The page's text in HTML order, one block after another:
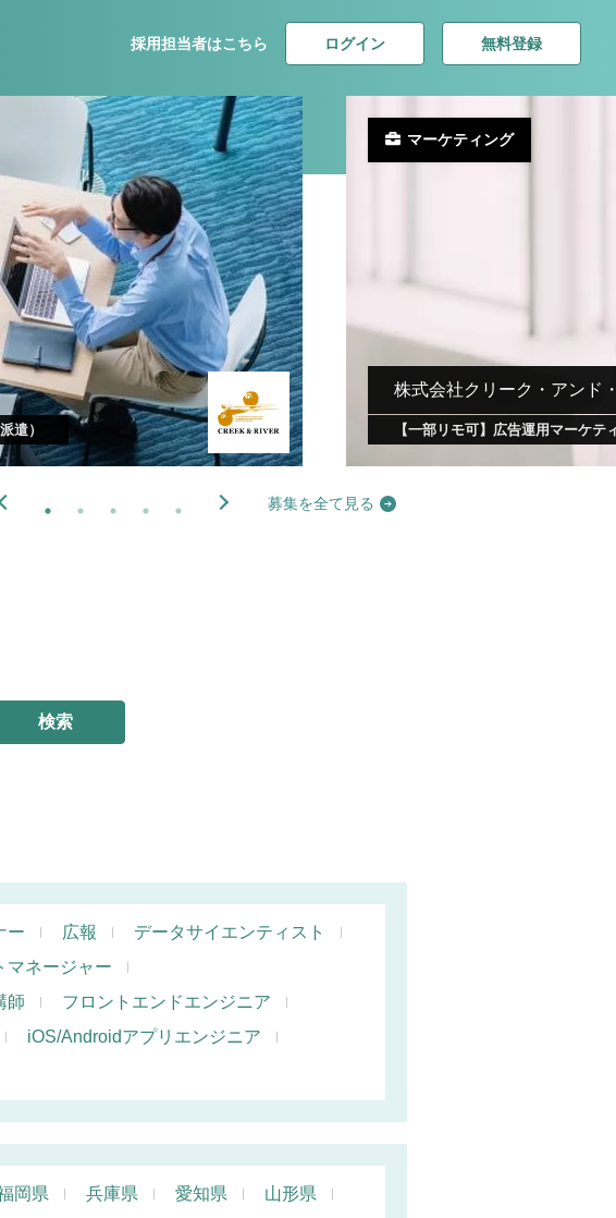
採用担当者はこちら ログイン 無料登録
募集を全て見る
遣）
株式会社クリーク・アンド
【一部リモ可】広告運用マーケテ
マーケティング
検索
ー 広報
データサイエンティスト
マネージャー
師
フロントエンドエンジニア
iOS/Androidアプリエンジニア
岡県 兵庫県 愛知県
山形県